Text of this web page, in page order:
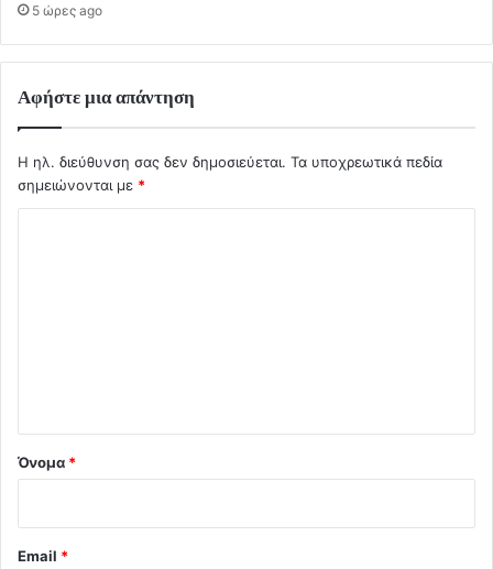
5 ώρες ago
Αφήστε μια απάντηση
Η ηλ. διεύθυνση σας δεν δημοσιεύεται. Τα υποχρεωτικά πεδία
σημειώνονται με *
Όνομα *
Email *